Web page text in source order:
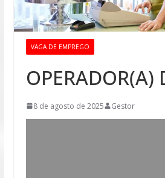
VAGA DE EMPREGO
OPERADOR(A)
8 de agosto de 2025 Gestor